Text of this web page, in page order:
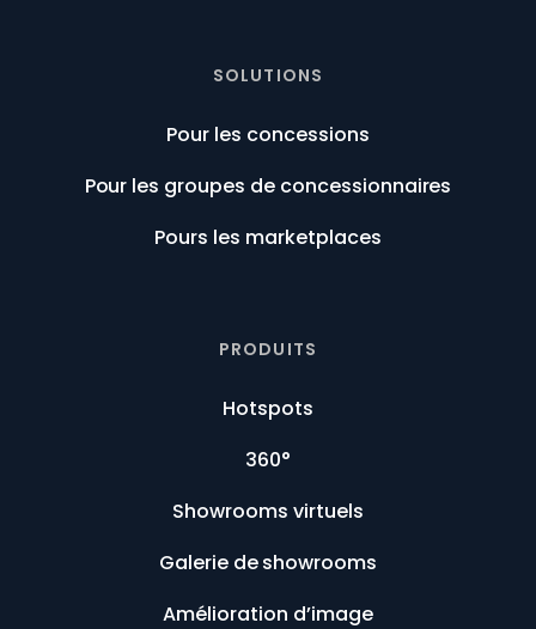
SOLUTIONS
Pour les concessions
Pour les groupes de concessionnaires
Pours les marketplaces
PRODUITS
Hotspots
360°
Showrooms virtuels
Galerie de showrooms
Amélioration d’image